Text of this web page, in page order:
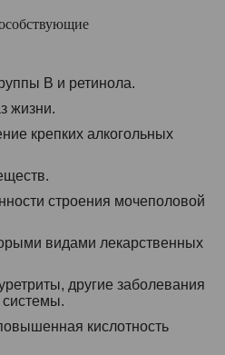
В и ретинола.
жизни.
крепких алкогольных
строения мочеполовой
видами лекарственных
другие заболевания
кислотность